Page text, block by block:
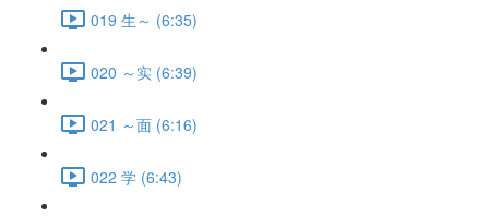
019 生～ (6:35)
020 ～实 (6:39)
021 ～面 (6:16)
022 学 (6:43)